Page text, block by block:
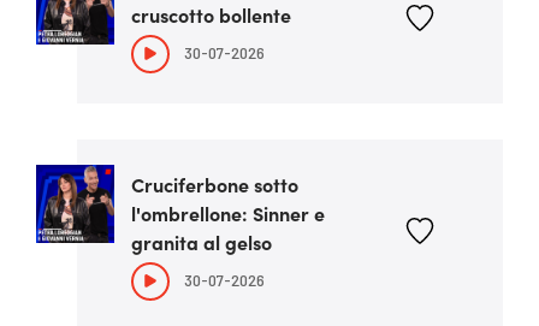
cruscotto bollente
30-07-2026
Cruciferbone sotto
l'ombrellone: Sinner e
granita al gelso
30-07-2026